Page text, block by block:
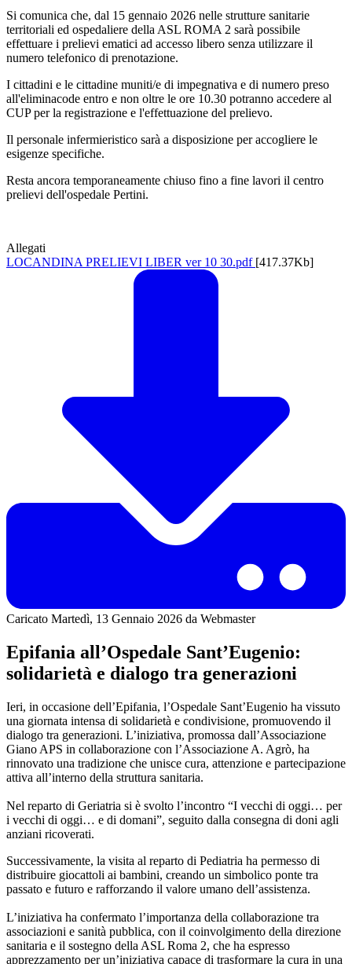
Si comunica che, dal 15 gennaio 2026 nelle strutture sanitarie
territoriali ed ospedaliere della ASL ROMA 2 sarà possibile
effettuare i prelievi ematici ad accesso libero senza utilizzare il
numero telefonico di prenotazione.
I cittadini e le cittadine muniti/e di impegnativa e di numero preso
all'eliminacode entro e non oltre le ore 10.30 potranno accedere al
CUP per la registrazione e l'effettuazione del prelievo.
Il personale infermieristico sarà a disposizione per accogliere le
esigenze specifiche.
Resta ancora temporaneamente chiuso fino a fine lavori il centro
prelievi dell'ospedale Pertini.
Allegati
LOCANDINA PRELIEVI LIBER ver 10 30.pdf [417.37Kb]
Caricato Martedì, 13 Gennaio 2026 da Webmaster
Epifania all’Ospedale Sant’Eugenio:
solidarietà e dialogo tra generazioni
Ieri, in occasione dell’Epifania, l’Ospedale Sant’Eugenio ha vissuto
una giornata intensa di solidarietà e condivisione, promuovendo il
dialogo tra generazioni. L’iniziativa, promossa dall’Associazione
Giano APS in collaborazione con l’Associazione A. Agrò, ha
rinnovato una tradizione che unisce cura, attenzione e partecipazione
attiva all’interno della struttura sanitaria.
Nel reparto di Geriatria si è svolto l’incontro “I vecchi di oggi… per
i vecchi di oggi… e di domani”, seguito dalla consegna di doni agli
anziani ricoverati.
Successivamente, la visita al reparto di Pediatria ha permesso di
distribuire giocattoli ai bambini, creando un simbolico ponte tra
passato e futuro e rafforzando il valore umano dell’assistenza.
L’iniziativa ha confermato l’importanza della collaborazione tra
associazioni e sanità pubblica, con il coinvolgimento della direzione
sanitaria e il sostegno della ASL Roma 2, che ha espresso
apprezzamento per un’iniziativa capace di trasformare la cura in una